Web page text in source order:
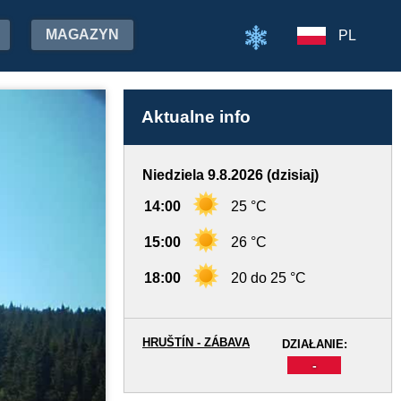
MAGAZYN PL
Aktualne info
Niedziela 9.8.2026 (dzisiaj)
14:00 25 °C
15:00 26 °C
18:00 20 do 25 °C
DZIAŁANIE:
-
HRUŠTÍN - ZÁBAVA